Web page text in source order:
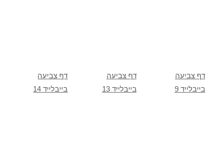
דף צביעה
בייבלייד 14
דף צביעה
בייבלייד 13
דף צביעה
בייבלייד 9